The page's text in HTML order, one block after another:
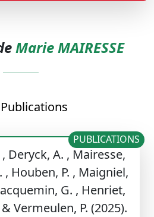
Marie MAIRESSE
Publications
Deryck, A. , Mairesse,
, Houben, P. , Maigniel,
G. , Henriet,
Vermeulen, P. (2025).
PUBLICATIONS